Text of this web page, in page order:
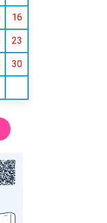
16
23
30